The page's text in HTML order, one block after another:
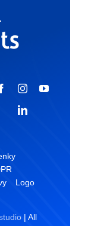
Logo
| All